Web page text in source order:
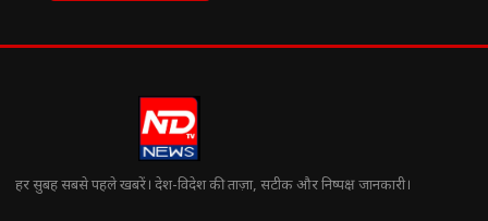
हर सुबह सबसे पहले खबरें। देश-विदेश की ताज़ा, सटीक और निष्पक्ष जानकारी।